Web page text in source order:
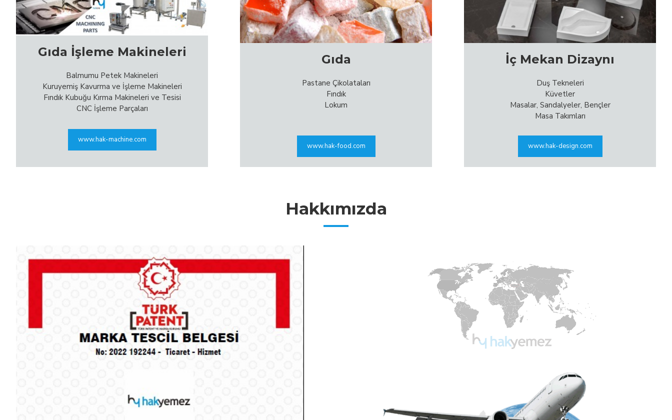
Gıda İşleme Makineleri
Balmumu Petek Makineleri
Kuruyemiş Kavurma ve İşleme Makineleri
Fındık Kubuğu Kırma Makineleri ve Tesisi
CNC İşleme Parçaları
www.hak-machine.com
Gıda
Pastane Çikolataları
Fındık
Lokum
www.hak-food.com
İç Mekan Dizaynı
Duş Tekneleri
Küvetler
Masalar, Sandalyeler, Bençler
Masa Takımları
www.hak-design.com
Hakkımızda